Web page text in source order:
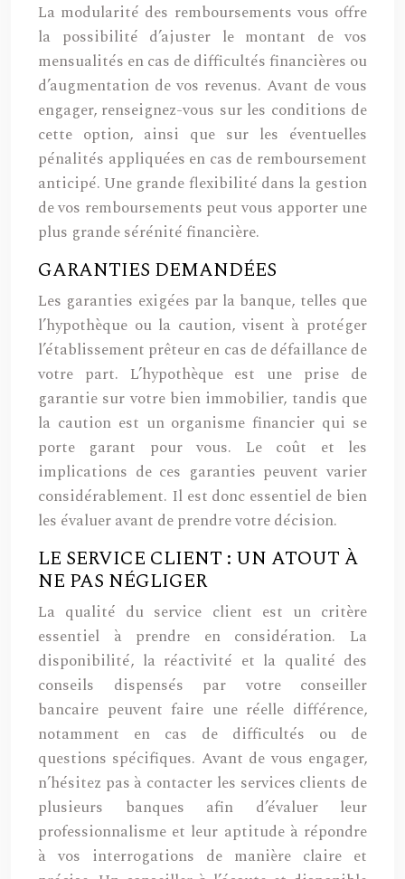
La modularité des remboursements vous offre
la possibilité d’ajuster le montant de vos
mensualités en cas de difficultés financières ou
d’augmentation de vos revenus. Avant de vous
engager, renseignez-vous sur les conditions de
cette option, ainsi que sur les éventuelles
pénalités appliquées en cas de remboursement
anticipé. Une grande flexibilité dans la gestion
de vos remboursements peut vous apporter une
plus grande sérénité financière.
GARANTIES DEMANDÉES
Les garanties exigées par la banque, telles que
l’hypothèque ou la caution, visent à protéger
l’établissement prêteur en cas de défaillance de
votre part. L’hypothèque est une prise de
garantie sur votre bien immobilier, tandis que
la caution est un organisme financier qui se
porte garant pour vous. Le coût et les
implications de ces garanties peuvent varier
considérablement. Il est donc essentiel de bien
les évaluer avant de prendre votre décision.
LE SERVICE CLIENT : UN ATOUT À
NE PAS NÉGLIGER
La qualité du service client est un critère
essentiel à prendre en considération. La
disponibilité, la réactivité et la qualité des
conseils dispensés par votre conseiller
bancaire peuvent faire une réelle différence,
notamment en cas de difficultés ou de
questions spécifiques. Avant de vous engager,
n’hésitez pas à contacter les services clients de
plusieurs banques afin d’évaluer leur
professionnalisme et leur aptitude à répondre
à vos interrogations de manière claire et